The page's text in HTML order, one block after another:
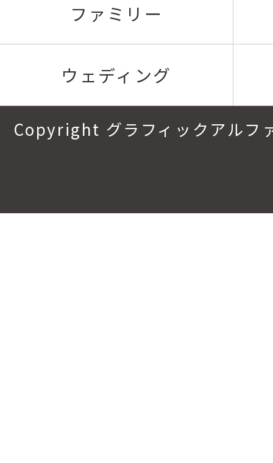
ファミリー
ウェディング
Copyright グラフィックアル